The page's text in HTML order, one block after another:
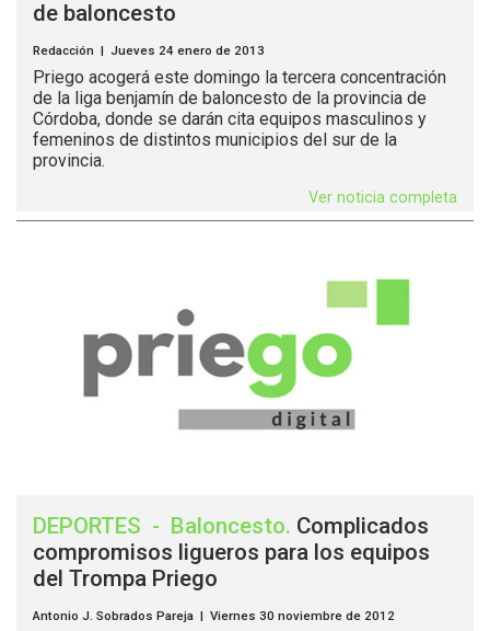
de baloncesto
Redacción | Jueves 24 enero de 2013
Priego acogerá este domingo la tercera concentración
de la liga benjamín de baloncesto de la provincia de
Córdoba, donde se darán cita equipos masculinos y
femeninos de distintos municipios del sur de la
provincia.
Ver noticia completa
DEPORTES - Baloncesto. Complicados
compromisos ligueros para los equipos
del Trompa Priego
Antonio J. Sobrados Pareja | Viernes 30 noviembre de 2012